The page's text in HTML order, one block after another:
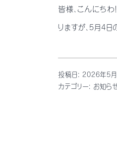
皆様、こんにち
りますが、5月4
投稿日: 2026年5
カテゴリー: お知ら